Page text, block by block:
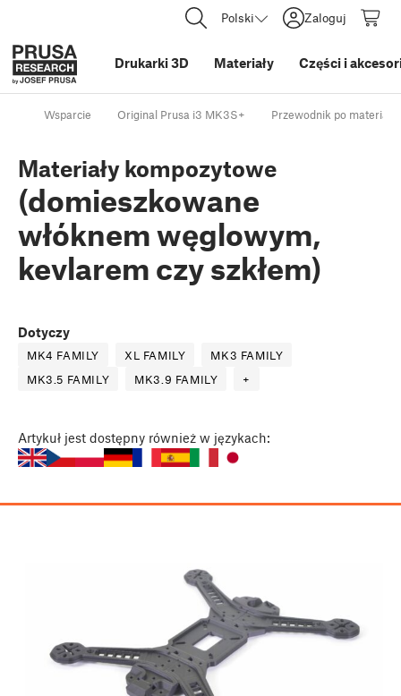
Polski Zaloguj
Drukarki 3D Materiały Części i
Wsparcie Original Prusa i3 MK3S+ Przewodnik po
Materiały kompozytowe
(domieszkowane
włóknem węglowym,
kevlarem czy szkłem)
Dotyczy
MK4 FAMILY XL FAMILY
MK3 FAMILY
MK3.5 FAMILY
MK3.9 FAMILY +
Artykuł jest dostępny również w językach: